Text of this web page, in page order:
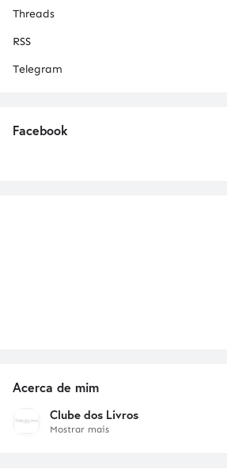
Threads
RSS
Telegram
Facebook
Acerca de mim
Clube dos Livros
Mostrar mais